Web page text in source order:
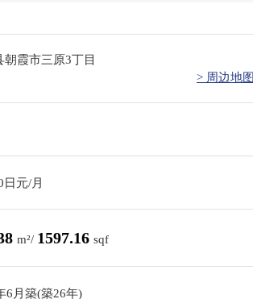
朝霞市三原3丁目
> 周边地图
日元/月
m²/ 1597.16 sqf
6月築(築26年)